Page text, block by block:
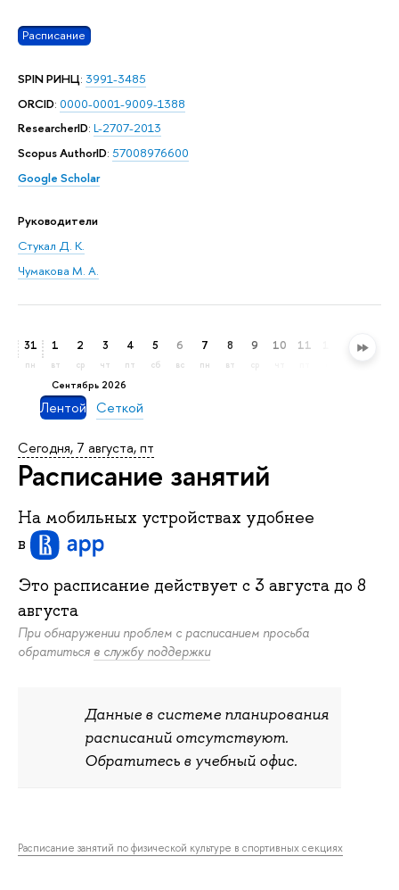
Расписание
SPIN РИНЦ: 3991-3485
ORCID: 0000-0001-9009-1388
ResearcherID: L-2707-2013
Scopus AuthorID: 57008976600
Google Scholar
Руководители
Стукал Д. К.
Чумакова М. А.
31
пн
сентябрь 2026
1
вт
2
ср
3
чт
4
пт
5
сб
6
вс
7
пн
8
вт
9 10 11 13
Лентой Сеткой
Сегодня, 7 августа, пт
Расписание занятий
На мобильных устройствах удобнее
в
Это расписание действует c 3 августа до 8
августа
При обнаружении проблем с расписанием просьба
обратиться в службу поддержки
Данные в системе планирования
расписаний отсутствуют.
Обратитесь в учебный офис.
Расписание занятий по физической культуре в спортивных секциях